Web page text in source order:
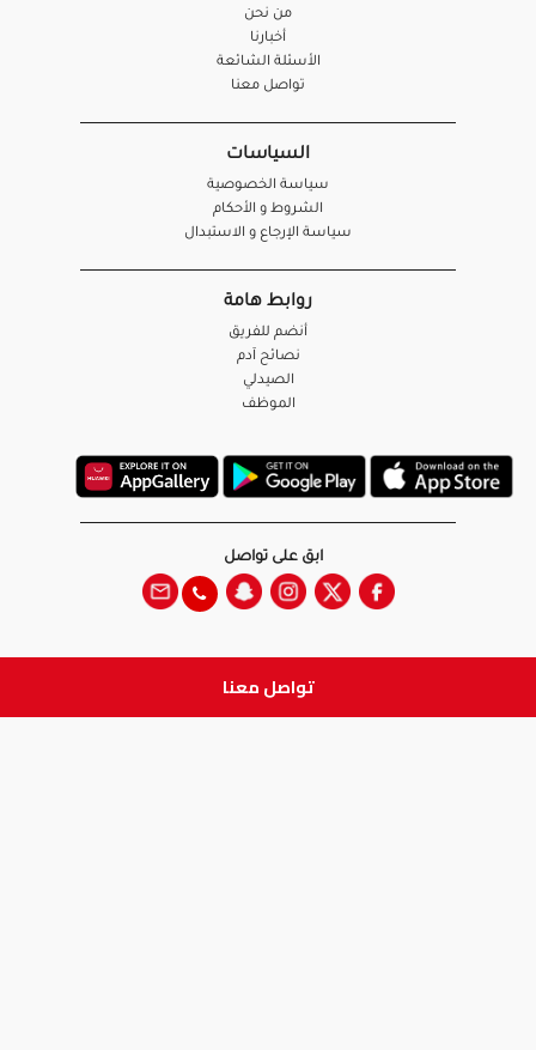
تواصل معنا
من نحن
أخبارنا
الأسئلة الشائعة
تواصل معنا
السياسات
سياسة الخصوصية
الشروط و الأحكام
سياسة الإرجاع و الاستبدال
روابط هامة
أنضم للفريق
نصائح آدم
الصيدلي
الموظف
ابق على تواصل